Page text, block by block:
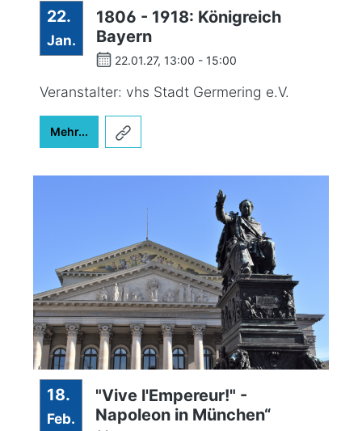
22.
Jan.
1806 - 1918: Königreich
Bayern
22.01.27, 13:00 - 15:00
Veranstalter: vhs Stadt Germering e.V.
Mehr...
18.
Feb.
"Vive l'Empereur!" -
Napoleon in München“